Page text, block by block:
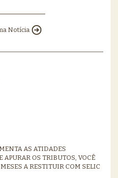
AS ATIDADES
APURAR OS TRIBUTOS, VOCÊ
A RESTITUIR COM SELIC
Notícia